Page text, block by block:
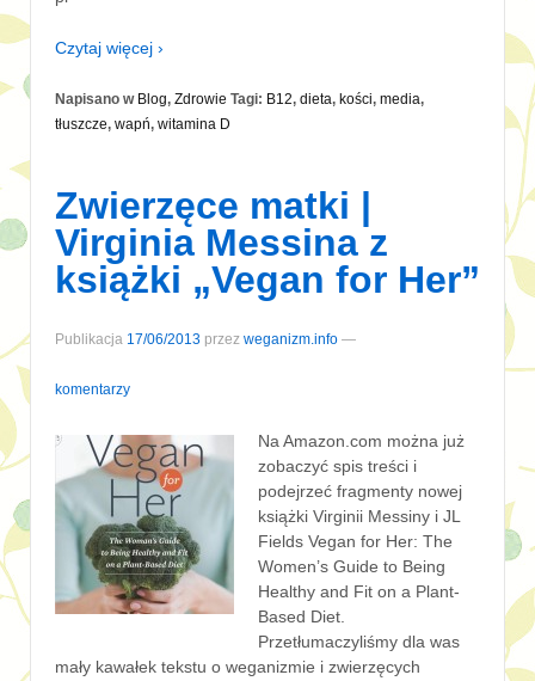
Czytaj więcej ›
Napisano w Blog, Zdrowie Tagi: B12, dieta, kości, media,
tłuszcze, wapń, witamina D
Zwierzęce matki |
Virginia Messina z
książki „Vegan for Her”
Publikacja 17/06/2013 przez weganizm.info —
komentarzy
Na Amazon.com można już
zobaczyć spis treści i
podejrzeć fragmenty nowej
książki Virginii Messiny i JL
Fields Vegan for Her: The
Women’s Guide to Being
Healthy and Fit on a Plant-
Based Diet.
Przetłumaczyliśmy dla was
mały kawałek tekstu o weganizmie i zwierzęcych